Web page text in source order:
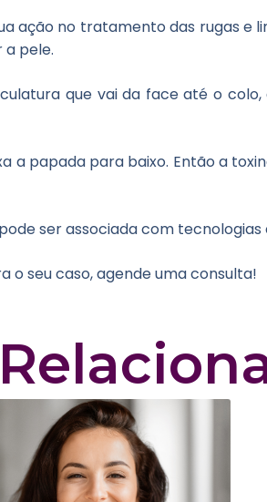
ação no tratamento das rugas e
pele.
que vai da face até o
a papada para baixo. Então a
ser associada com
seu caso, agende uma consulta!